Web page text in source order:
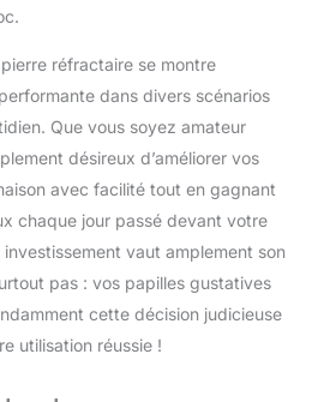
réfractaire se montre
dans divers scénarios
Que vous soyez amateur
désireux d’améliorer vos
avec facilité tout en gagnant
chaque jour passé devant votre
vaut amplement son
pas : vos papilles gustatives
cette décision judicieuse
utilisation réussie !